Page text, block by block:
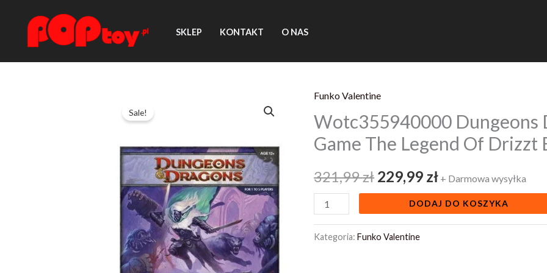
SKLEP KONTAKT O NAS
Sale!
Funko Valentine
Wotc355940000 Dungeons
Game The Legend Of Drizzt
321,99zł
Pierwotna
cena
wynosiła:
321,99 zł.
229,99 zł
cena
229,99 zł.
+ Darmowa wysyłka
ilość
Wotc355940000
Dungeons
Dragons
Board
The
Legend
Of
DODAJ DO KOSZYKA
Kategoria:Funko Valentine